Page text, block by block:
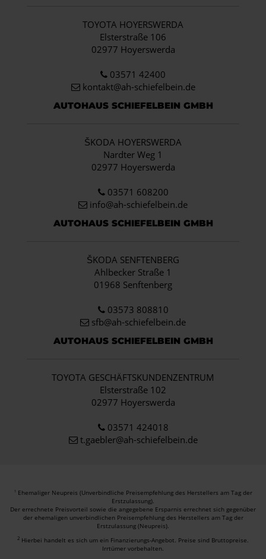
TOYOTA HOYERSWERDA
Elsterstraße 106
02977 Hoyerswerda
03571 42400
kontakt@ah-schiefelbein.de
AUTOHAUS SCHIEFELBEIN GMBH
ŠKODA HOYERSWERDA
Nardter Weg 1
02977 Hoyerswerda
03571 608200
info@ah-schiefelbein.de
AUTOHAUS SCHIEFELBEIN GMBH
ŠKODA SENFTENBERG
Ahlbecker Straße 1
01968 Senftenberg
03573 808810
sfb@ah-schiefelbein.de
AUTOHAUS SCHIEFELBEIN GMBH
TOYOTA GESCHÄFTSKUNDENZENTRUM
Elsterstraße 102
02977 Hoyerswerda
03571 424018
t.gaebler@ah-schiefelbein.de
1 Ehemaliger Neupreis (Unverbindliche Preisempfehlung des Herstellers am Tag der
Erstzulassung).
Der errechnete Preisvorteil sowie die angegebene Ersparnis errechnet sich gegenüber
der ehemaligen unverbindlichen Preisempfehlung des Herstellers am Tag der
Erstzulassung (Neupreis).
2 Hierbei handelt es sich um ein Finanzierungs-Angebot. Preise sind Bruttopreise.
Irrtümer vorbehalten.